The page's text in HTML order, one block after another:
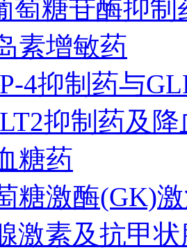
萄糖苷酶抑制
素增敏药
4抑制药与
抑制药及
糖药
糖激酶(GK)
激素及抗甲